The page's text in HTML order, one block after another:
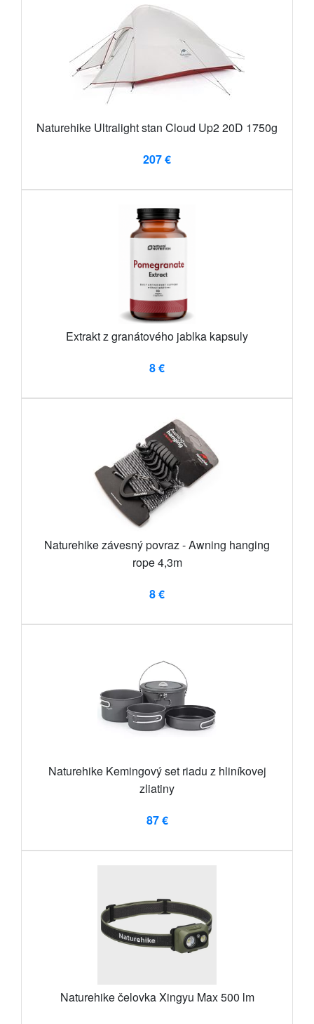
Naturehike Ultralight stan Cloud Up2 20D 1750g
207 €
Extrakt z granátového jablka kapsuly
8 €
Naturehike závesný povraz - Awning hanging
rope 4,3m
8 €
Naturehike Kemingový set riadu z hliníkovej
zliatiny
87 €
Naturehike čelovka Xingyu Max 500 lm